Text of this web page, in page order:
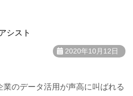
シスト
2020年10月12日
業のデータ活用が声高に叫ばれる